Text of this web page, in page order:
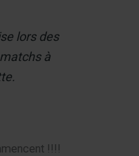
lors des
à
!!!!